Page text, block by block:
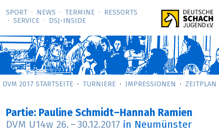
SPORT NEWS TERMINE
RESSORTS
SERVICE
DSJ-­INSIDE
DVM 2017 STARTSEITE TURNIERE IMPRESSIONEN ZEITPLAN
Partie: Pauline Schmidt–Hannah Ramien
DVM U14w 26. – 30.12.2017 in Neumünster